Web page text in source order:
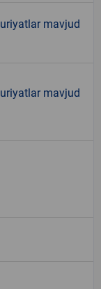
mavjud
mavjud